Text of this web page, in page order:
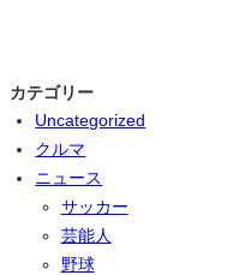
カテゴリー
Uncategorized
クルマ
ニュース
サッカー
芸能人
野球